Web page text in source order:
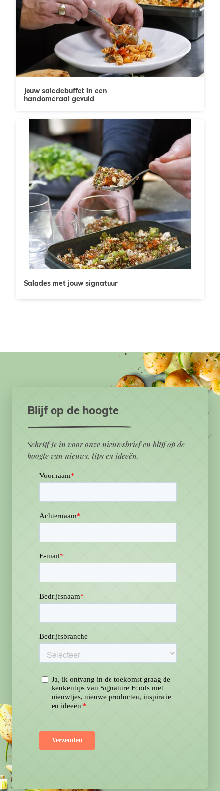
Jouw saladebuffet in een
handomdraai gevuld
Salades met jouw signatuur
Blijf op de hoogte
Schrijf je in voor onze nieuwsbrief en blijf op de
hoogte van nieuws, tips en ideeën.